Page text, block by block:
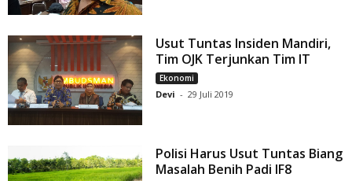
Usut Tuntas Insiden Mandiri,
Tim OJK Terjunkan Tim IT
Ekonomi
Devi - 29 Juli 2019
Polisi Harus Usut Tuntas Biang
Masalah Benih Padi IF8